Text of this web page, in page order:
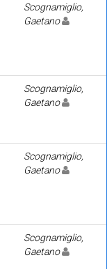
Scognamiglio,
Gaetano
Scognamiglio,
Gaetano
Scognamiglio,
Gaetano
Scognamiglio,
Gaetano